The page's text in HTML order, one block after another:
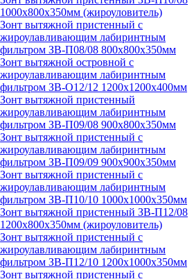
1000х800х350мм (жироуловитель)
Зонт вытяжной пристенный с
жироулавливающим лабиринтным
фильтром ЗВ-П08/08 800х800х350мм
Зонт вытяжной островной с
жироулавливающим лабиринтным
фильтром ЗВ-О12/12 1200х1200х400мм
Зонт вытяжной пристенный
жироулавливающим лабиринтным
фильтром ЗВ-П09/08 900х800х350мм
Зонт вытяжной пристенный с
жироулавливающим лабиринтным
фильтром ЗВ-П09/09 900х900х350мм
Зонт вытяжной пристенный с
жироулавливающим лабиринтным
фильтром ЗВ-П10/10 1000х1000х350мм
Зонт вытяжной пристенный ЗВ-П12/08
1200х800х350мм (жироуловитель)
Зонт вытяжной пристенный с
жироулавливающим лабиринтным
фильтром ЗВ-П12/10 1200х1000х350мм
Зонт вытяжной пристенный с